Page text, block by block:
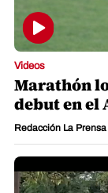
Videos
Marathón
debut en el
Redacción La Prensa